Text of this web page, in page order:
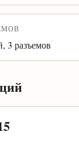
3 разъемов